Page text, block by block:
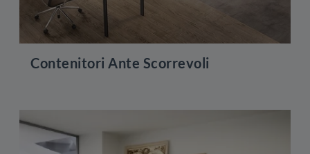
Contenitori Ante Scorrevoli